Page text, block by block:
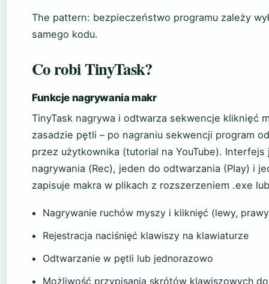
The pattern: bezpieczeństwo programu zależy
samego kodu.
Co robi TinyTask?
Funkcje nagrywania makr
TinyTask nagrywa i odtwarza sekwencje kliknięć
zasadzie pętli – po nagraniu sekwencji program
przez użytkownika (tutorial na YouTube).
nagrywania (Rec), jeden do odtwarzania (Play) i
zapisuje makra w plikach z rozszerzeniem .exe
Nagrywanie ruchów myszy i kliknięć (lewy,
Rejestracja naciśnięć klawiszy na klawiaturze
Odtwarzanie w pętli lub jednorazowo
Możliwość przypisania skrótów klawiszowych